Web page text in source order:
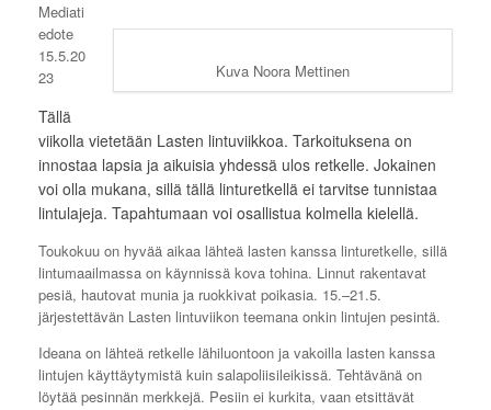
Kuva Noora Mettinen
Mediati
edote
15.5.20
23
Tällä
viikolla vietetään Lasten lintuviikkoa. Tarkoituksena on
innostaa lapsia ja aikuisia yhdessä ulos retkelle. Jokainen
voi olla mukana, sillä tällä linturetkellä ei tarvitse tunnistaa
lintulajeja. Tapahtumaan voi osallistua kolmella kielellä.
Toukokuu on hyvää aikaa lähteä lasten kanssa linturetkelle, sillä
lintumaailmassa on käynnissä kova tohina. Linnut rakentavat
pesiä, hautovat munia ja ruokkivat poikasia. 15.–21.5.
järjestettävän Lasten lintuviikon teemana onkin lintujen pesintä.
Ideana on lähteä retkelle lähiluontoon ja vakoilla lasten kanssa
lintujen käyttäytymistä kuin salapoliisileikissä. Tehtävänä on
löytää pesinnän merkkejä. Pesiin ei kurkita, vaan etsittävät